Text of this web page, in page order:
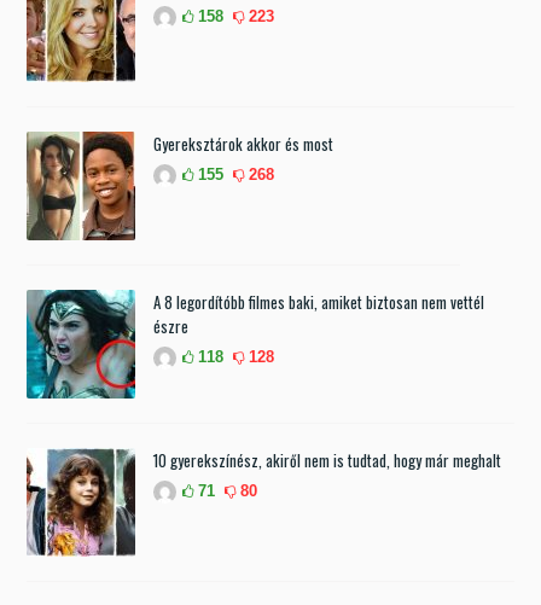
158 223
Gyereksztárok akkor és most
155 268
A 8 legordítóbb filmes baki, amiket biztosan nem vettél
észre
118 128
10 gyerekszínész, akiről nem is tudtad, hogy már meghalt
71 80